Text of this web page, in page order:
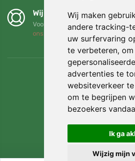
Wij maken
andere tracking-
uw surfervaring
te verbeteren, om
advertenties te
websiteverkeer
om te begrijpen
bezoekers
Ik ga
Wijzig mijn
Wij steunen Trees.org
Voor elke bestelling planten we
ons